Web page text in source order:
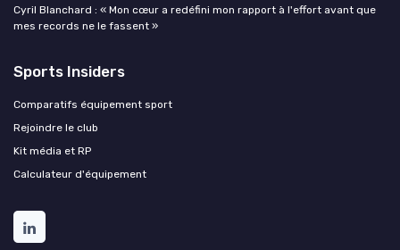
Cyril Blanchard : « Mon cœur a redéfini mon rapport à l'effort avant que
mes records ne le fassent »
Sports Insiders
Comparatifs équipement sport
Rejoindre le club
Kit média et RP
Calculateur d'équipement